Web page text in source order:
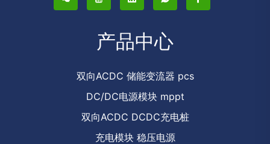
产品中心
双向ACDC 储能变流器 pcs
DC/DC电源模块 mppt
双向ACDC DCDC充电桩
充电模块 稳压电源